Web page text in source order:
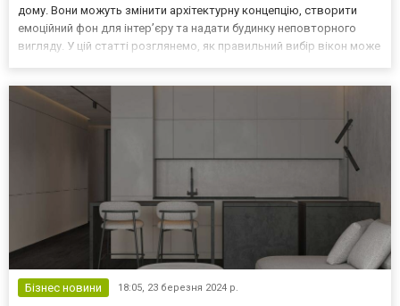
дому. Вони можуть змінити архітектурну концепцію, створити
емоційний фон для інтер’єру та надати будинку неповторного
вигляду. У цій статті розглянемо, як правильний вибір вікон може
Бізнес новини 18:05, 23 березня 2024 р.